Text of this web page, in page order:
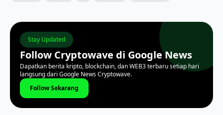
Stay Updated
Follow Cryptowave di Google News
Dapatkan berita kripto, blockchain, dan WEB3 terbaru setiap hari
langsung dari Google News Cryptowave.
Follow Sekarang